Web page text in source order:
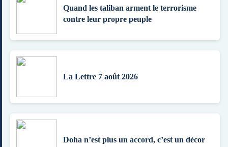
Quand les taliban arment le terrorisme
contre leur propre peuple
La Lettre 7 août 2026
Doha n’est plus un accord, c’est un décor